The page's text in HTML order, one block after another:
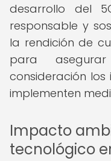
desarrollo del
responsable y
la rendición de
para
consideración
implementen
Impacto
tecnológico